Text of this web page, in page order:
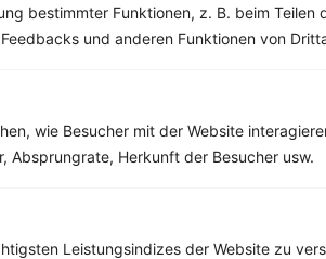
bestimmter Funktionen, z. B. beim Teilen
und anderen Funktionen von
wie Besucher mit der Website
Absprungrate, Herkunft der Besucher usw.
Leistungsindizes der Website zu
Tricks Aktionen & Rabatte